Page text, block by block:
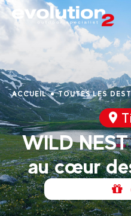
ACCUEIL TOUTES LES
WILD
au cœur